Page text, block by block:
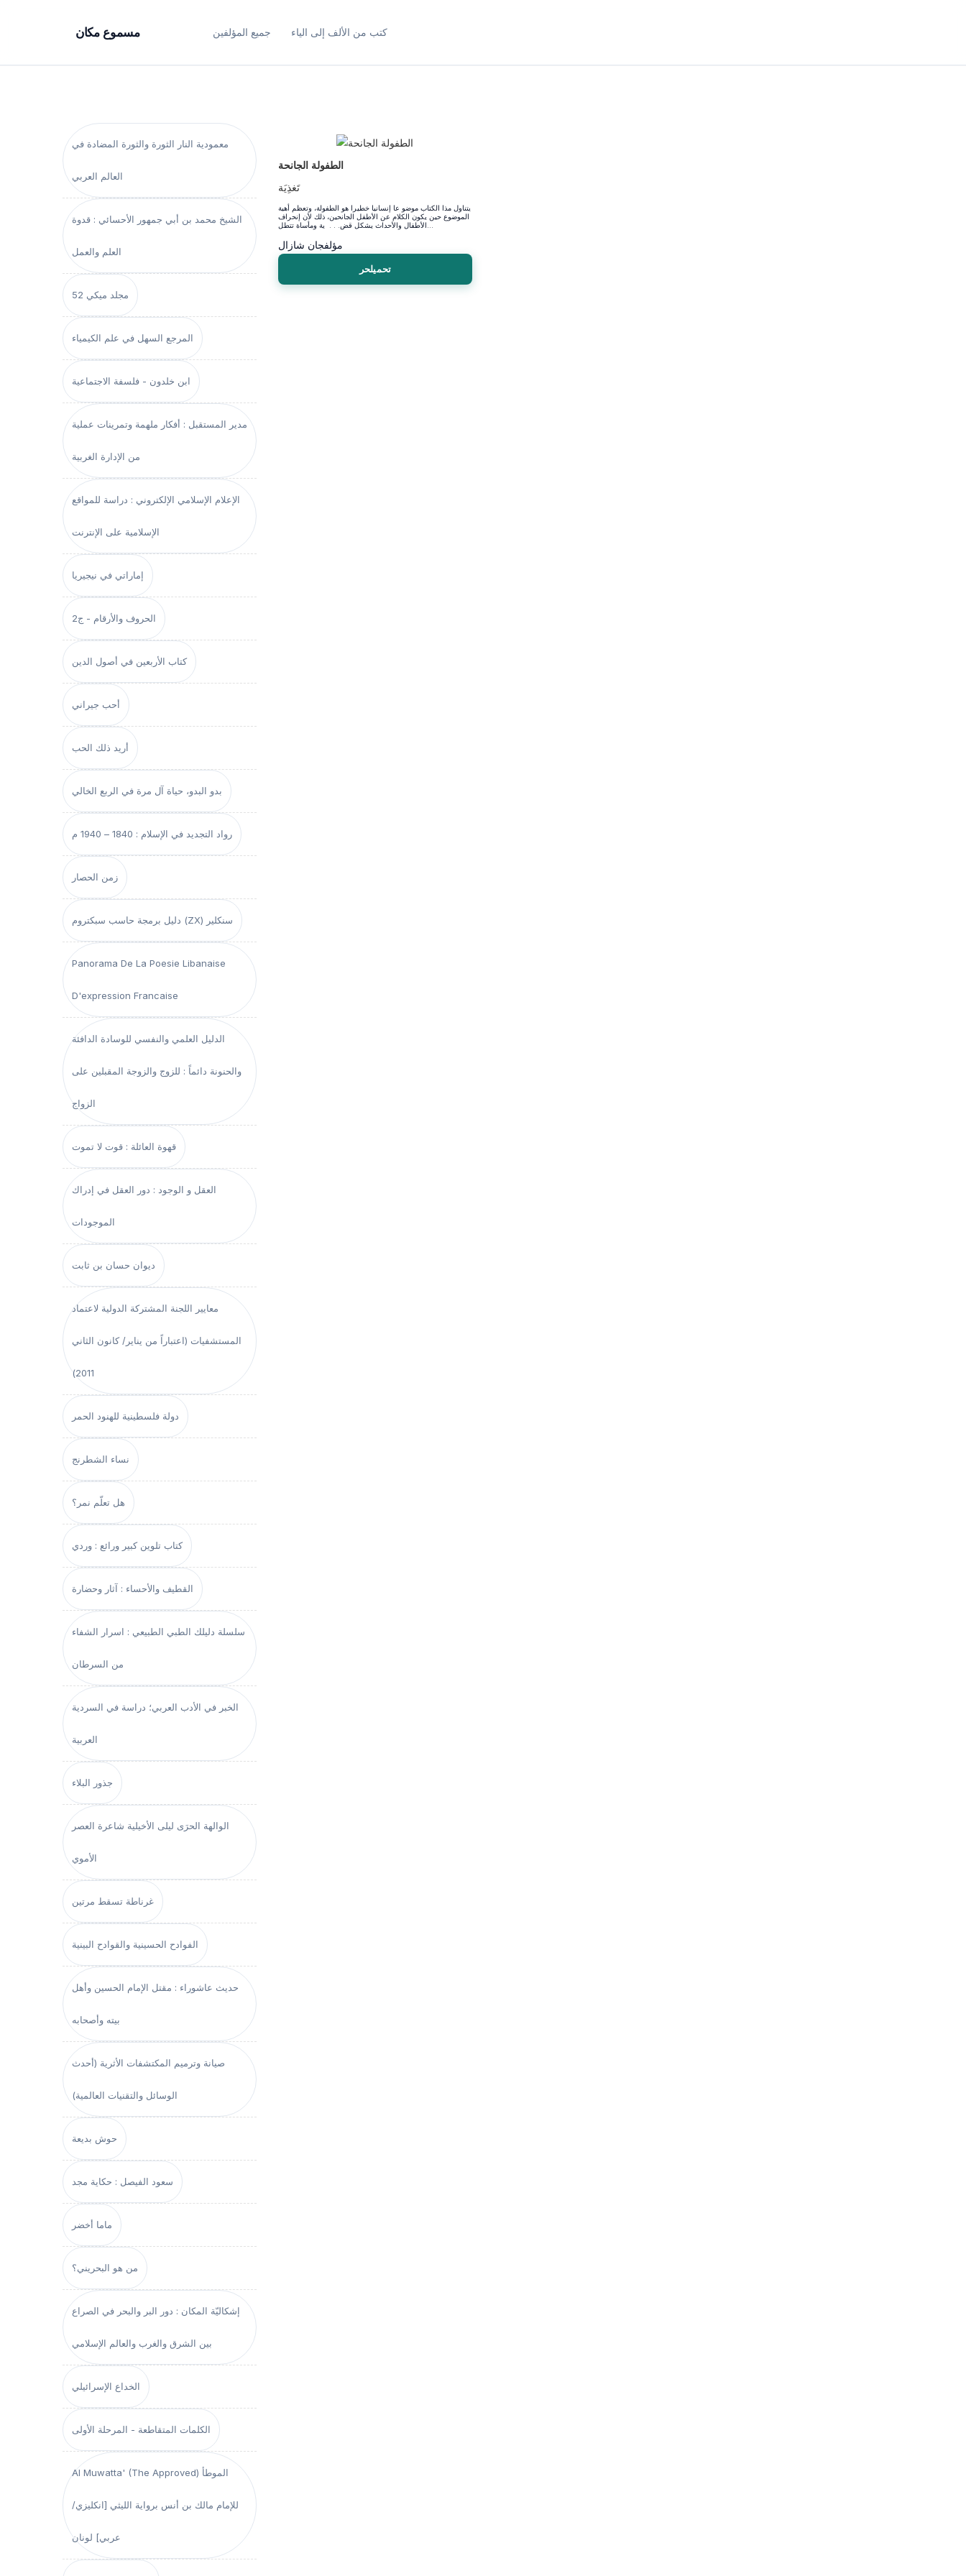
مسموع مكان جميع المؤلفين كتب من الألف إلى الياء
معمودية النار الثورة والثورة المضادة في
العالم العربي
الشيخ محمد بن أبي جمهور الأحسائي : قدوة
العلم والعمل
مجلد ميكي 52
المرجع السهل في علم الكيمياء
ابن خلدون - فلسفة الاجتماعية
مدير المستقبل : أفكار ملهمة وتمرينات عملية
من الإدارة الغربية
الإعلام الإسلامي الإلكتروني : دراسة للمواقع
الإسلامية على الإنترنت
إماراتي في نيجيريا
الحروف والأرقام - ج2
كتاب الأربعين في أصول الدين
أحب جيراني
أريد ذلك الحب
بدو البدو، حياة آل مرة في الربع الخالي
رواد التجديد في الإسلام : 1840 – 1940 م
زمن الحصار
دليل برمجة حاسب سبكتروم (ZX) سنكلير
Panorama De La Poesie Libanaise
D'expression Francaise
الدليل العلمي والنفسي للوسادة الدافئة
والحنونة دائماً : للزوج والزوجة المقبلين على
الزواج
قهوة العائلة : قوت لا تموت
العقل و الوجود : دور العقل في إدراك
الموجودات
ديوان حسان بن ثابت
معايير اللجنة المشتركة الدولية لاعتماد
المستشفيات (اعتباراً من يناير/ كانون الثاني
2011)
دولة فلسطينية للهنود الحمر
نساء الشطرنج
هل تعلّم نمر؟
كتاب تلوين كبير ورائع : وردي
القطيف والأحساء : آثار وحضارة
سلسلة دليلك الطبي الطبيعي : اسرار الشفاء
من السرطان
الخبر في الأدب العربي؛ دراسة في السردية
العربية
جذور البلاء
الوالهة الحرَى ليلى الأخيلية شاعرة العصر
الأموي
غرناطة تسقط مرتين
الفوادح الحسينية والقوادح البينية
حديث عاشوراء : مقتل الإمام الحسين وأهل
بيته وأصحابه
صيانة وترميم المكتشفات الأثرية (أحدث
الوسائل والتقنيات العالمية)
حوش بديعة
سعود الفيصل : حكاية مجد
ماما أخضر
من هو البحريني؟
إشكاليّة المكان : دور البر والبحر في الصراع
بين الشرق والغرب والعالم الإسلامي
الخداع الإسرائيلي
الكلمات المتقاطعة - المرحلة الأولى
Al Muwatta' (The Approved) الموطأ
للإمام مالك بن أنس برواية الليثي [انكليزي/
عربي] لونان
الطفولة الجانحة
تَغذِيَة
يتناول مذا الكتاب موضو عا إنسانيا خطيرا هو الطفولة، وتعظم أهية
الموضوع حين يكون الكلام عن الأطفل الجانحين، ذلك لأن إنحراف
مؤلفجان شازال
تحميلحر